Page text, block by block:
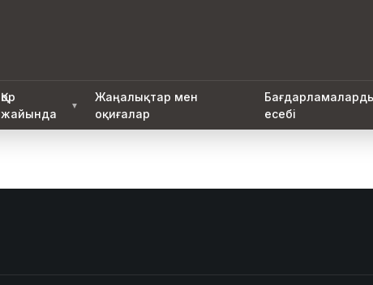
Қор
жайында
▼
Жаңалықтар мен
оқиғалар
есебі